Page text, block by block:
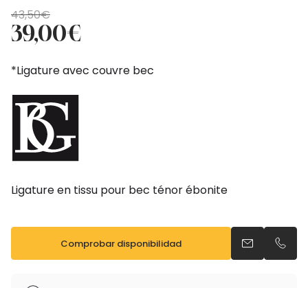
43,50€
El
precio
original
era:
43,50€.
39,00€
El
precio
actual
es:
39,00€.
*Ligature avec couvre bec
Ligature en tissu pour bec ténor ébonite
Comprobar disponibilidad Enviar un